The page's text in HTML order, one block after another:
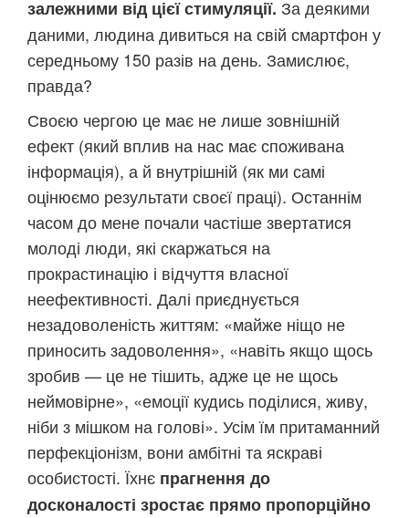
залежними від цієї стимуляції. За деякими
даними, людина дивиться на свій смартфон у
середньому 150 разів на день. Замислює,
правда?
Своєю чергою це має не лише зовнішній
ефект (який вплив на нас має споживана
інформація), а й внутрішній (як ми самі
оцінюємо результати своєї праці). Останнім
часом до мене почали частіше звертатися
молоді люди, які скаржаться на
прокрастинацію і відчуття власної
неефективності. Далі приєднується
незадоволеність життям: «майже ніщо не
приносить задоволення», «навіть якщо щось
зробив — це не тішить, адже це не щось
неймовірне», «емоції кудись поділися, живу,
ніби з мішком на голові». Усім їм притаманний
перфекціонізм, вони амбітні та яскраві
особистості. Їхнє прагнення до
досконалості зростає прямо пропорційно